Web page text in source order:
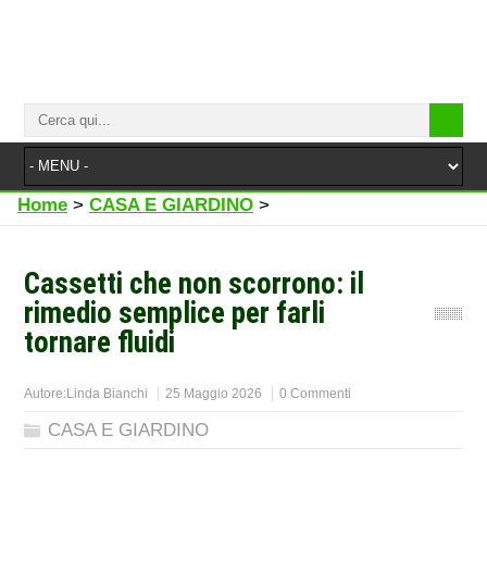
Home > CASA E GIARDINO >
Cassetti che non scorrono: il
rimedio semplice per farli
tornare fluidi
Autore:Linda Bianchi 25 Maggio 2026 0 Commenti
CASA E GIARDINO